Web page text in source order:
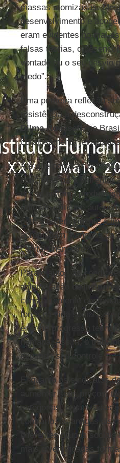
massas atomizadas.
desenvolvimento e
eram evidentes no mal-
falsas teorias, o
vontade ou o seu desvio
medo”.
Uma primeira reflexão
resistência à
Dilma Rousseff,no
corajosamente
Até que ponto as
concretas para enfrentar
desse sistema
reflexão crítica e
com a ordem vigente e
aprofundam a anomia da
capital financeiro?
Para o autor, as
aglomeração de
constantemente
força na vida social”, em
enorme progresso
humana. Assim, o
expandir seu controle.
Enquanto os sindicatos
aumentar seus preços,
categorias, organizadas
contrário, às antigas
diferentes grupos
mais diversificadas